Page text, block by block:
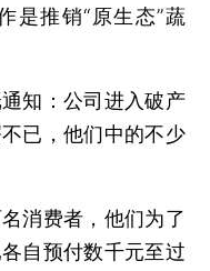
是推销“原生态”蔬
知：公司进入破产
已，他们中的不少
消费者，他们为了
自预付数千元至过